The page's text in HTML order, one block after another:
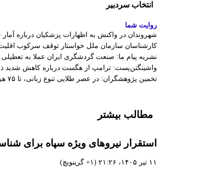
انتخاب سردبیر
روایت شما
شهروندان در واکنش به اظهارات پزشکیان درباره آمار
کارشناسان سازمان ملل خواستار توقف سرکوب
نشریه پیام ما: صنعت گردشگری ایران عملا به
واشینگتن‌پست: ترامپ از هگست درباره کاهش شدید
تخمین پژوهشگران: در عصر طلایی تنوع زبانی، تا ۷۵ هزار زبان در جهان وجود داشت
مطالب بیشتر
استقرار نیروهای ویژه سپاه برای
۱۱ تیر ۱۴۰۵، ۲۱:۲۶ (‎+۱ گرینویچ)